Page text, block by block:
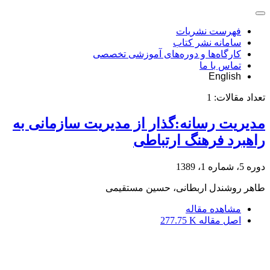
فهرست نشریات
سامانه نشر کتاب
کارگاه‌ها و دوره‌های آموزشی تخصصی
تماس با ما
English
تعداد مقالات: 1
مدیریت رسانه:گذار از مدیریت سازمانی به
راهبرد فرهنگ ارتباطی
دوره 5، شماره 1، 1389
طاهر روشندل اربطانی، حسین مستقیمی
مشاهده مقاله
اصل مقاله 277.75 K